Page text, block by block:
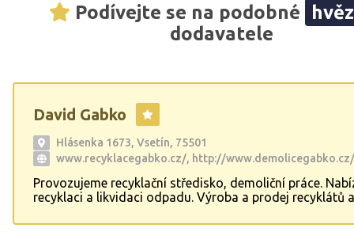
Podívejte se na podobné
dodavatele
David Gabko
Hlásenka 1673, Vsetín, 75501
www.recyklacegabko.cz/, http://www.demolicegabko.cz/
Provozujeme recyklační středisko, demoliční práce.
recyklaci a likvidaci odpadu. Výroba a prodej recyklátů a
odpadů. Zlínský, Olomoucký, Moravskoslezský kraj.